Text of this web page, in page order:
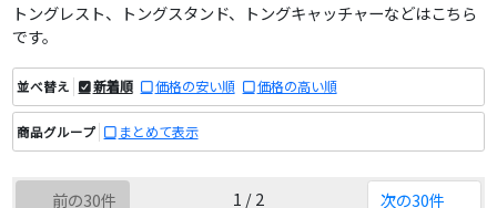
トングレスト、トングスタンド、トングキャッチャーなどはこちら
です。
並べ替え 新着順 価格の安い順 価格の高い順
商品グループ まとめて表示
前の30件 1 / 2 次の30件